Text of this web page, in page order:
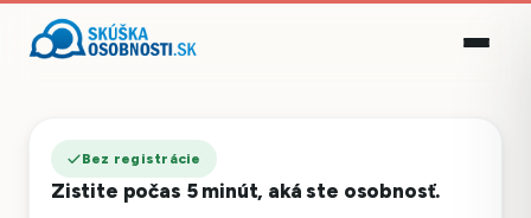
Bez registrácie
Zistite počas 5 minút, aká ste osobnosť.